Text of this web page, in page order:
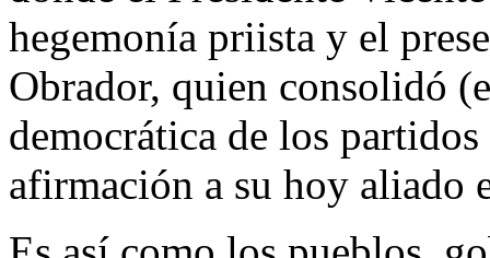
hegemonía priista y el
Obrador, quien consolidó
democrática de los
afirmación a su hoy aliado